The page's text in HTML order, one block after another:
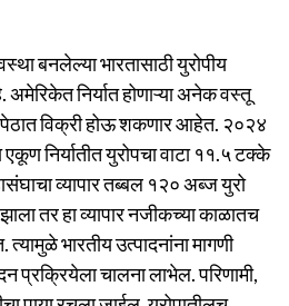
बनलेल्या भारतासाठी युरोपीय
निर्यात होणाऱ्या अनेक वस्तू
विक्री होऊ शकणार आहेत. २०२४
निर्यातीत युरोपचा वाटा ११.५ टक्के
व्यापार तब्बल १२० अब्ज युरो
तर हा व्यापार नजीकच्या काळातच
भारतीय उत्पादनांना मागणी
प्रक्रियेला चालना लाभेल. परिणामी,